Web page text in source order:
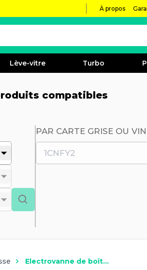
À propos
Lève-vitre Turbo
compatibles
PAR CARTE GRISE OU VIN
Electrovanne de boît...